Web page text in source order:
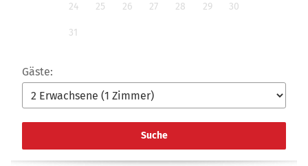
24 25 26 27 28 29 30
31
Gäste:
Suche